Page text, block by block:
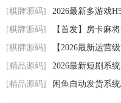
白
源
码
网
[棋牌源码]
2026最新多游戏
[棋牌源码]
【首发】房卡麻将
[棋牌源码]
【2026最新运营级
[精品源码]
2026最新短剧系统
[精品源码]
闲鱼自动发货系统/